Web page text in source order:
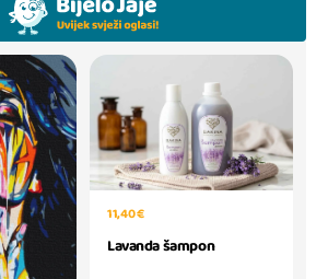
11,40 €
Lavanda šampon